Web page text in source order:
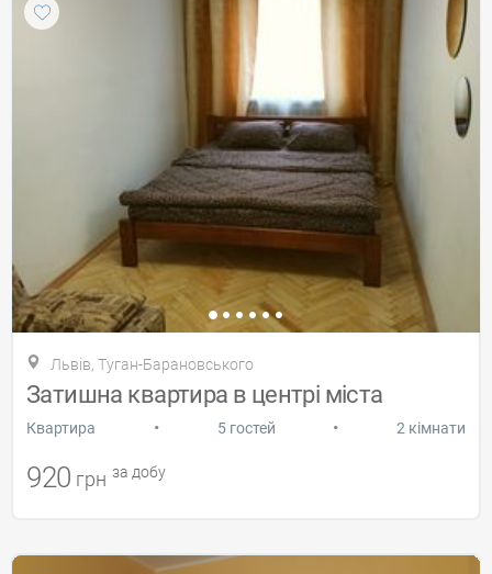
Львів, Туган-Барановського
Затишна квартира в центрі міста
Квартира • 5 гостей • 2 кімнати
920 грн за добу